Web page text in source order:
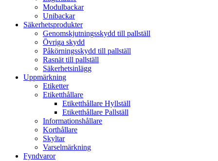
Modulbackar
Unibackar
Säkerhetsprodukter
Genomskjutningsskydd till pallställ
Övriga skydd
Påkörningsskydd till pallställ
Rasnät till pallställ
Säkerhetsinlägg
Uppmärkning
Etiketter
Etiketthållare
Etiketthållare Hyllställ
Etiketthållare Pallställ
Informationshållare
Korthållare
Skyltar
Varselmärkning
Fyndvaror